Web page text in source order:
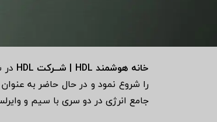
خانه هوشمند HDL | شــرکت HDL
جامع انرژی در دو سری با سیم و